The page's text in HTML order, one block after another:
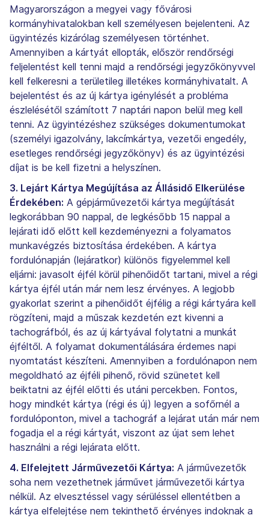
Magyarországon a megyei vagy fővárosi
kormányhivatalokban kell személyesen bejelenteni. Az
ügyintézés kizárólag személyesen történhet.
Amennyiben a kártyát ellopták, először rendőrségi
feljelentést kell tenni majd a rendőrségi jegyzőkönyvvel
kell felkeresni a területileg illetékes kormányhivatalt. A
bejelentést és az új kártya igénylését a probléma
észlelésétől számított 7 naptári napon belül meg kell
tenni. Az ügyintézéshez szükséges dokumentumokat
(személyi igazolvány, lakcímkártya, vezetői engedély,
esetleges rendőrségi jegyzőkönyv) és az ügyintézési
díjat is be kell fizetni a helyszínen.
3. Lejárt Kártya Megújítása az Állásidő Elkerülése
Érdekében: A gépjárművezetői kártya megújítását
legkorábban 90 nappal, de legkésőbb 15 nappal a
lejárati idő előtt kell kezdeményezni a folyamatos
munkavégzés biztosítása érdekében. A kártya
fordulónapján (lejáratkor) különös figyelemmel kell
eljárni: javasolt éjfél körül pihenőidőt tartani, mivel a régi
kártya éjfél után már nem lesz érvényes. A legjobb
gyakorlat szerint a pihenőidőt éjfélig a régi kártyára kell
rögzíteni, majd a műszak kezdetén ezt kivenni a
tachográfból, és az új kártyával folytatni a munkát
éjféltől. A folyamat dokumentálására érdemes napi
nyomtatást készíteni. Amennyiben a fordulónapon nem
megoldható az éjféli pihenő, rövid szünetet kell
beiktatni az éjfél előtti és utáni percekben. Fontos,
hogy mindkét kártya (régi és új) legyen a sofőrnél a
fordulóponton, mivel a tachográf a lejárat után már nem
fogadja el a régi kártyát, viszont az újat sem lehet
használni a régi lejárata előtt.
4. Elfelejtett Járművezetői Kártya: A járművezetők
soha nem vezethetnek járművet járművezetői kártya
nélkül. Az elvesztéssel vagy sérüléssel ellentétben a
kártya elfelejtése nem tekinthető érvényes indoknak a